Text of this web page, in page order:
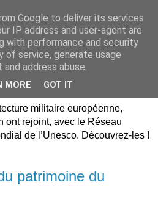
Dauphin,
Hautes-
militaire européenne,
ont rejoint, avec le Réseau
de l’Unesco. Découvrez-les !
patrimoine du
Google to deliver its services
IP address and user-agent are
with performance and security
of service, generate usage
address abuse.
MORE GOT IT